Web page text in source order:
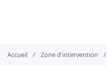
Accueil / Zone d'intervention /